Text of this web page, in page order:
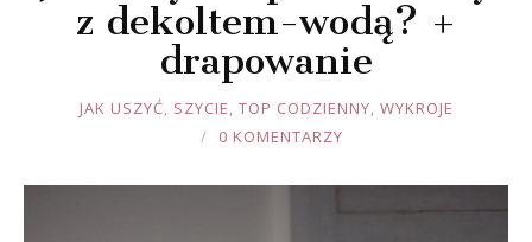
z dekoltem-wodą? +
drapowanie
JOULE
JAK USZYĆ, SZYCIE, TOP CODZIENNY, WYKROJE
0 KOMENTARZY